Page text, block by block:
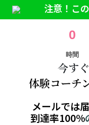
注意！こ
0
時間
今すぐ
体験コーチ
メールでは
到達率100%